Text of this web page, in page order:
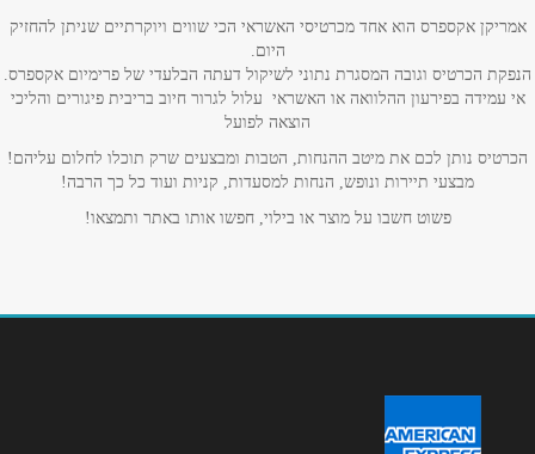
אימייל *
אנא חזרו אלי בקשר ל...
אמריקן אקספרס הוא אחד מכרטיסי האשראי הכי שווים ויוקרתיים שניתן להחזיק
היום.
הנפקת הכרטיס וגובה המסגרת נתוני לשיקול דעתה הבלעדי של פרימיום אקספרס.
אי עמידה בפירעון ההלוואה או האשראי עלול לגרור חיוב בריבית פיגורים והליכי
הוצאה לפועל
הכרטיס נותן לכם את מיטב ההנחות, הטבות ומבצעים שרק תוכלו לחלום עליהם!
מבצעי תיירות ונופש, הנחות למסעדות, קניות ועוד כל כך הרבה!
פשוט חשבו על מוצר או בילוי, חפשו אותו באתר ותמצאו!